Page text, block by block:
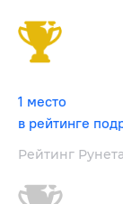
1 место
в рейтинге
Рейтинг